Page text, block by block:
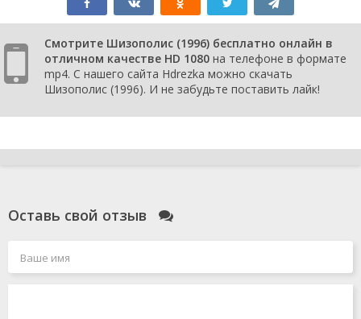
Смотрите Шизополис (1996) бесплатно онлайн в
отличном качестве HD 1080 на телефоне в формате
mp4. С нашего сайта Hdrezka можно скачать
Шизополис (1996). И не забудьте поставить лайк!
Оставь свой отзыв